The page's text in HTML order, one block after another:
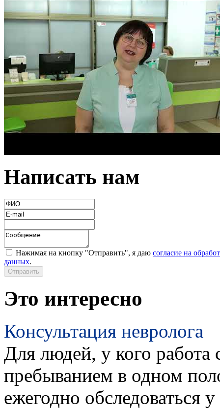
Написать нам
Нажимая на кнопку "Отправить", я даю согласие на
данных.
Это интересно
Консультация невролога
Для людей, у кого работа
пребыванием в одном
ежегодно обследоваться